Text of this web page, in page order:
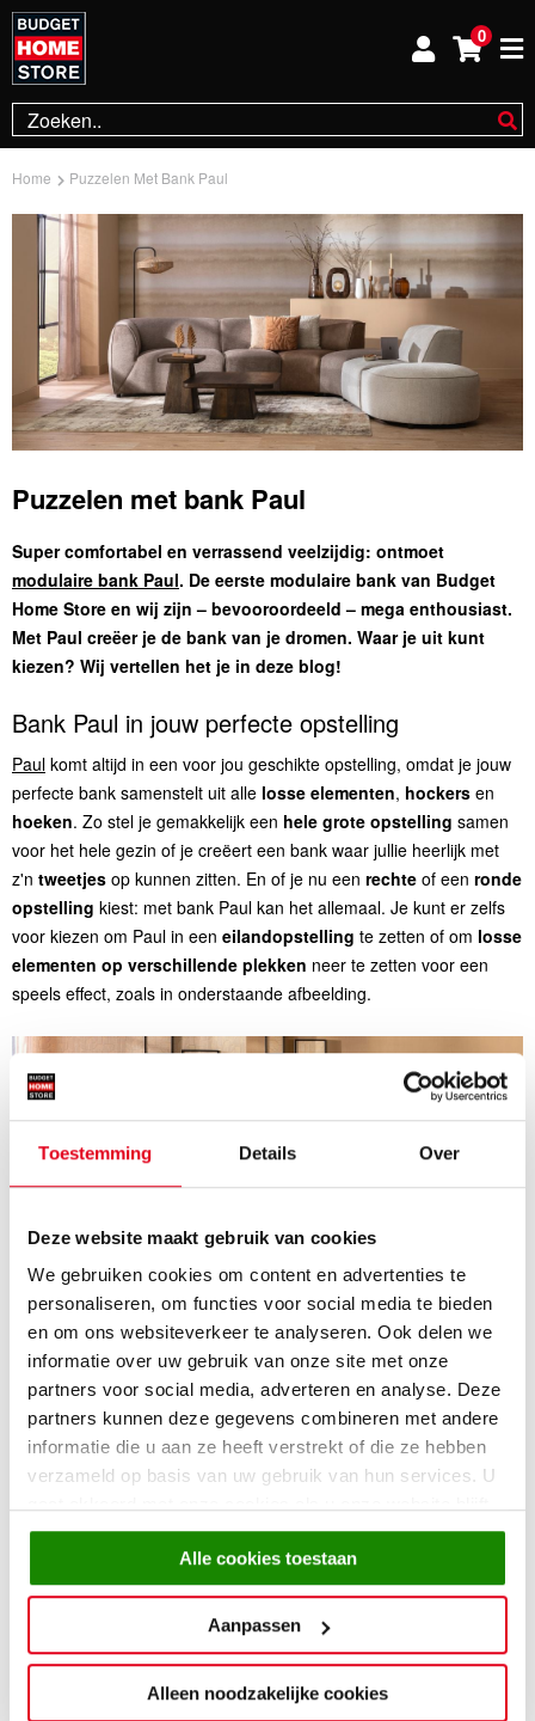
Toestemming Details Over
Deze website maakt gebruik van cookies
We gebruiken cookies om content en advertenties te
personaliseren, om functies voor social media te bieden
en om ons websiteverkeer te analyseren. Ook delen we
informatie over uw gebruik van onze site met onze
partners voor social media, adverteren en analyse. Deze
partners kunnen deze gegevens combineren met andere
informatie die u aan ze heeft verstrekt of die ze hebben
verzameld op basis van uw gebruik van hun services. U
gebruiken.
Alle cookies toestaan
Aanpassen
Alleen noodzakelijke cookies
0
Home Puzzelen Met Bank Paul
Puzzelen met bank Paul
Super comfortabel en verrassend veelzijdig: ontmoet
modulaire bank Paul. De eerste modulaire bank van Budget
Home Store en wij zijn – bevooroordeeld – mega enthousiast.
Met Paul creëer je de bank van je dromen. Waar je uit kunt
kiezen? Wij vertellen het je in deze blog!
Bank Paul in jouw perfecte opstelling
Paul komt altijd in een voor jou geschikte opstelling, omdat je jouw
perfecte bank samenstelt uit alle losse elementen, hockers en
hoeken. Zo stel je gemakkelijk een hele grote opstelling samen
voor het hele gezin of je creëert een bank waar jullie heerlijk met
z'n tweetjes op kunnen zitten. En of je nu een rechte of een ronde
opstelling kiest: met bank Paul kan het allemaal. Je kunt er zelfs
voor kiezen om Paul in een eilandopstelling te zetten of om losse
elementen op verschillende plekken neer te zetten voor een
speels effect, zoals in onderstaande afbeelding.
Jouw favoriete stof en kleur
Bank Paulstaat altijd ophouten poten met plastic glijdoppen
maar de bekleding kun je zelf kiezen, zodat je er zeker van kunt zijn
dat hij altijd aansluit op de rest van je interieur. Je hebt de keuze uit
ontelbaar veel stoffen en kleuren: van fluweelzachte stoffen tot
stoer microleer in een hippe terra tint of altijd goed grijs of bruin.